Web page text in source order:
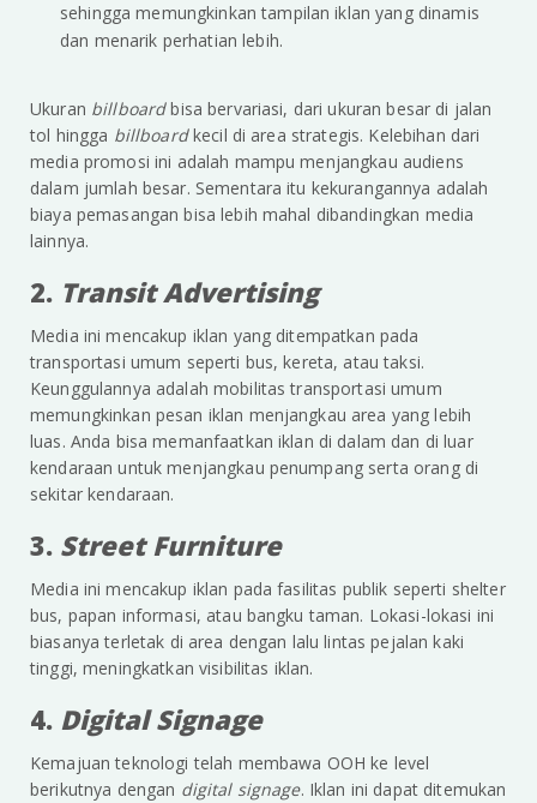
sehingga memungkinkan tampilan iklan yang dinamis
dan menarik perhatian lebih.
Ukuran billboardbisa bervariasi, dari ukuran besar di jalan
tol hingga billboardkecil di area strategis. Kelebihan dari
media promosi ini adalah mampu menjangkau audiens
dalam jumlah besar. Sementara itu kekurangannya adalah
biaya pemasangan bisa lebih mahal dibandingkan media
lainnya.
2. Transit Advertising
Media ini mencakup iklan yang ditempatkan pada
transportasi umum seperti bus, kereta, atau taksi.
Keunggulannya adalah mobilitas transportasi umum
memungkinkan pesan iklan menjangkau area yang lebih
luas. Anda bisa memanfaatkan iklan di dalam dan di luar
kendaraan untuk menjangkau penumpang serta orang di
sekitar kendaraan.
3. Street Furniture
Media ini mencakup iklan pada fasilitas publik seperti shelter
bus, papan informasi, atau bangku taman. Lokasi-lokasi ini
biasanya terletak di area dengan lalu lintas pejalan kaki
tinggi, meningkatkan visibilitas iklan.
4. Digital Signage
Kemajuan teknologi telah membawa OOH ke level
berikutnya dengan digital signage. Iklan ini dapat ditemukan